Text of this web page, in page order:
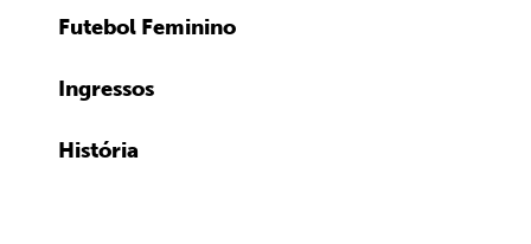
Futebol Feminino
Ingressos
História